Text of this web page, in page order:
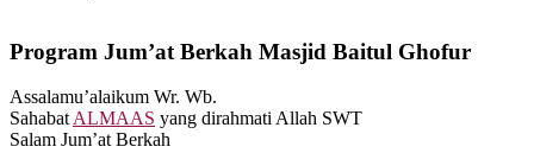
Program Jum’at Berkah Masjid Baitul Ghofur
Assalamu’alaikum Wr. Wb.
Sahabat ALMAAS yang dirahmati Allah SWT
Salam Jum’at Berkah